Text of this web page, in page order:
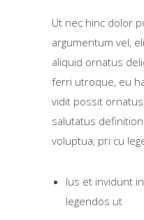
Ut nec hinc dolor
argumentum vel,
aliquid ornatus
ferri utroque, eu
vidit possit
salutatus
voluptua, pri cu
Ius et invidunt
legendos ut